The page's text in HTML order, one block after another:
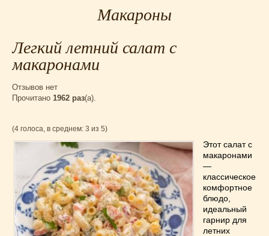
Для мультиварки Филипс
Заготовки на зиму
Запеканки(25)
Испанская кухня(2)
Итальянская кухня
Картошка (32)
Кексы(43)
Китайская кухня(15)
Лучшие(9)
Макароны(18)
Мексиканская кухня(9)
Мясные блюда(119)
Напитки(4)
Макароны
Легкий летний салат с
макаронами
Отзывов нет
Прочитано 1962 раз(a).
(4 голоса, в среднем: 3 из 5)
Этот салат с
макаронами
—
классическое
комфортное
блюдо,
идеальный
гарнир для
летних